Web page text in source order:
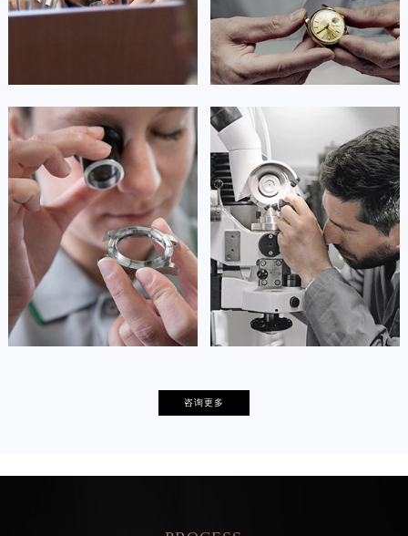
 深圳帕玛强尼维修
安尼塔·阿普里尔
资深帕玛强尼技师
是帕玛强尼售后服务中心
(帕玛强尼保养维修中心)
的高级技师之一
Tianjin parmigiani Maintain center
 天津帕玛强尼维修
贝亚特·布兰奇
资深帕玛强尼技师
是帕玛强尼售后服务中心
(帕玛强尼保养维修中心)
的高级技师之一
Nanjing parmigiani Maintain center
 上海帕玛强尼保养
辛迪·克莱门特
资深帕玛强尼技师
咨询更多